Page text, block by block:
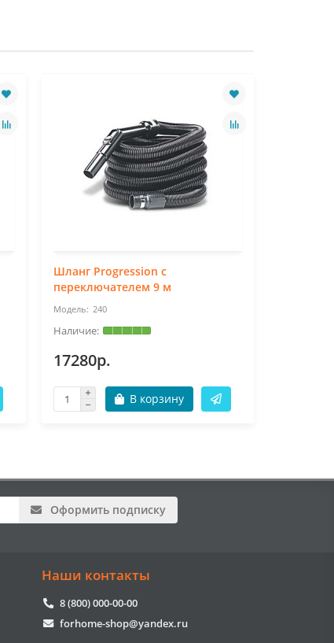
Шланг Progression с
переключателем 9 м
240
17280р.
В корзину
Оформить подписку
Наши контакты
8 (800) 000-00-00
forhome-shop@yandex.ru